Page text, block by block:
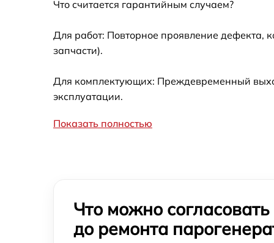
Ремонт/замена датчика температуры
Восстановление электроклапана
парогенератора Morphy Richards
Что считается гарантийным случаем?
Для работ: Повторное проявление дефекта,
запчасти).
Для комплектующих: Преждевременный
эксплуатации.
Показать полностью
Что можно согласовать
до ремонта